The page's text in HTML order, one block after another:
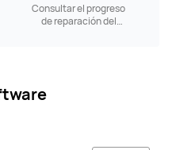
Consultar el progreso
de reparación del